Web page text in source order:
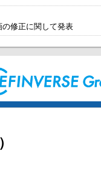
お知らせ
修正に関して発表